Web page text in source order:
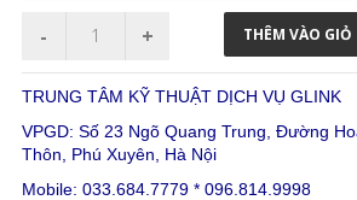
TRUNG TÂM KỸ THUẬT DỊCH VỤ GLINK
VPGD: Số 23 Ngõ Quang Trung, Đường
Thôn, Phú Xuyên, Hà Nội
Mobile: 033.684.7779 * 096.814.9998